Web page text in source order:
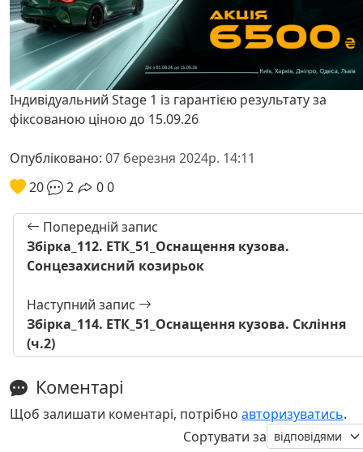
Індивідуальний Stage 1 із гарантією результату за
фіксованою ціною до 15.09.26
Опубліковано: 07 березня 2024р. 14:11
20
2 00
Попередній запис
Збірка_112. ЕТК_51_Оснащення кузова.
Сонцезахисний козирьок
Наступний запис
Збірка_114. ЕТК_51_Оснащення кузова. Скління
(ч.2)
Коментарі
Щоб залишати коментарі, потрібно авторизуватись.
Сортувати за